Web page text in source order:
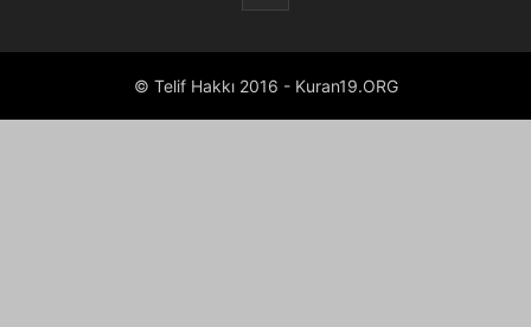
© Telif Hakkı 2016 - Kuran19.ORG